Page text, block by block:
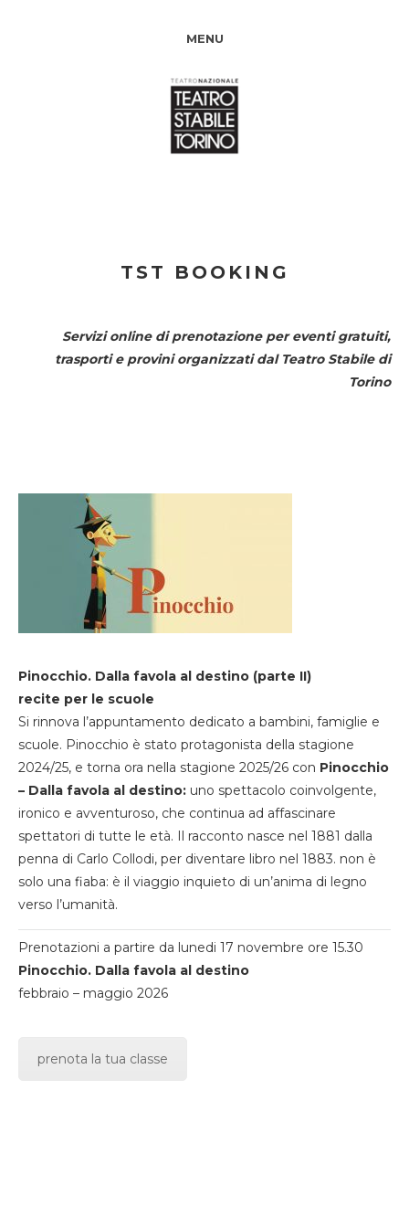
MENU
TST BOOKING
Servizi online di prenotazione per eventi gratuiti,
trasporti e provini organizzati dal Teatro Stabile di
Torino
Pinocchio. Dalla favola al destino (parte II)
recite per le scuole
Si rinnova l’appuntamento dedicato a bambini, famiglie e
scuole. Pinocchio è stato protagonista della stagione
2024/25, e torna ora nella stagione 2025/26 con Pinocchio
– Dalla favola al destino: uno spettacolo coinvolgente,
ironico e avventuroso, che continua ad affascinare
spettatori di tutte le età. Il racconto nasce nel 1881 dalla
penna di Carlo Collodi, per diventare libro nel 1883. non è
solo una fiaba: è il viaggio inquieto di un’anima di legno
verso l’umanità.
Prenotazioni a partire da lunedi 17 novembre ore 15.30
Pinocchio. Dalla favola al destino
febbraio – maggio 2026
prenota la tua classe